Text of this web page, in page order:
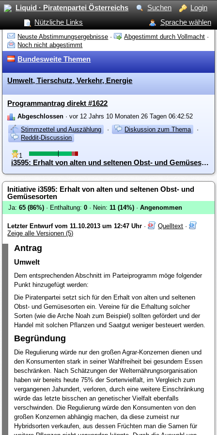
Liquid · Piratenpartei Österreichs Suchen
Login
Nützliche Links
Sprache wählen
Neuste Abstimmungsergebnisse · Abgestimmt durch Vollmacht ·
Noch nicht abgestimmt
Bundesweite Themen
Umwelt, Tierschutz, Verkehr, Energie
Programmantrag direkt #1622
Abgeschlossen · vor 12 Jahrs 10 Monaten 26 Tagen 06:42:52
Stimmzettel und Auszählung
· Diskussion zum Thema
·
Reddit-Discussion
1
i3595: Erhalt von alten und seltenen Obst- und Gemüsesorten
Initiative i3595: Erhalt von alten und seltenen Obst- und
Gemüsesorten
Ja: 65 (86%)· Enthaltung: 0· Nein: 11 (14%)· Angenommen
Letzter Entwurf vom 11.10.2013 um 12:47 Uhr · Quelltext ·
Zeige alle Versionen (5)
Antrag
Umwelt
Dem entsprechenden Abschnitt im Parteiprogramm möge folgender
Punkt hinzugefügt werden:
Die Piratenpartei setzt sich für den Erhalt von alten und seltenen
Obst- und Gemüsesorten ein. Vereine für die Erhaltung solcher
Sorten (wie die Arche Noah zum Beispiel) sollten gefördert und der
Handel mit solchen Pflanzen und Saatgut weniger besteuert werden.
Begründung
Die Regulierung würde nur den großen Agrar-Konzernen dienen und
den Konsumenten stark in seiner Wahlfreiheit bei gesundem Essen
beschränken. Nach Schätzungen der Welternährungsorganisation
haben wir bereits heute 75% der Sortenvielfalt, im Vergleich zum
vergangenen Jahundert, verloren, durch eine weitere Einschränkung
würde das letzte bisschen an genetischer Vielfalt ebenfalls
verschwinden. Die Regulierung würde den Konsumenten von den
großen Konzernen abhängig machen, da diese zumeist nur
Hybridsorten verkaufen, aus dessen Früchten man die Samen für